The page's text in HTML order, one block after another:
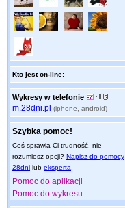
Kto jest on-line:
Wykresy w telefonie
m.28dni.pl (iphone, android)
Szybka pomoc!
Coś sprawia Ci trudność, nie
rozumiesz opcji? Napisz do pomocy
28dni lub eksperta
Pomoc do aplikacji
Pomoc do wykresu